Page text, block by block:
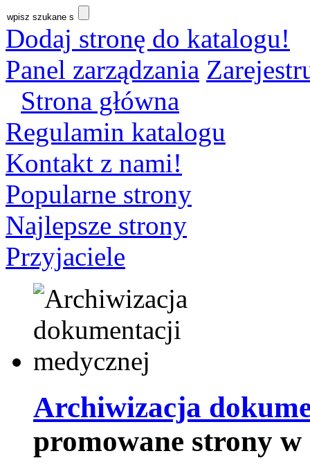
Dodaj stronę do katalogu!
Panel zarządzania
Strona główna
Regulamin katalogu
Kontakt z nami!
Popularne strony
Najlepsze strony
Przyjaciele
Archiwizacja
promowane strony